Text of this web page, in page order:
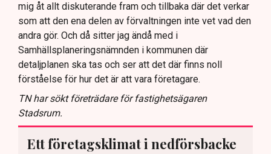
mig åt allt diskuterande fram och tillbaka där det verkar
som att den ena delen av förvaltningen inte vet vad den
andra gör. Och då sitter jag ändå med i
Samhällsplaneringsnämnden i kommunen där
detaljplanen ska tas och ser att det där finns noll
förståelse för hur det är att vara företagare.
TN har sökt företrädare för fastighetsägaren
Stadsrum.
Ett företagsklimat i nedförsbacke